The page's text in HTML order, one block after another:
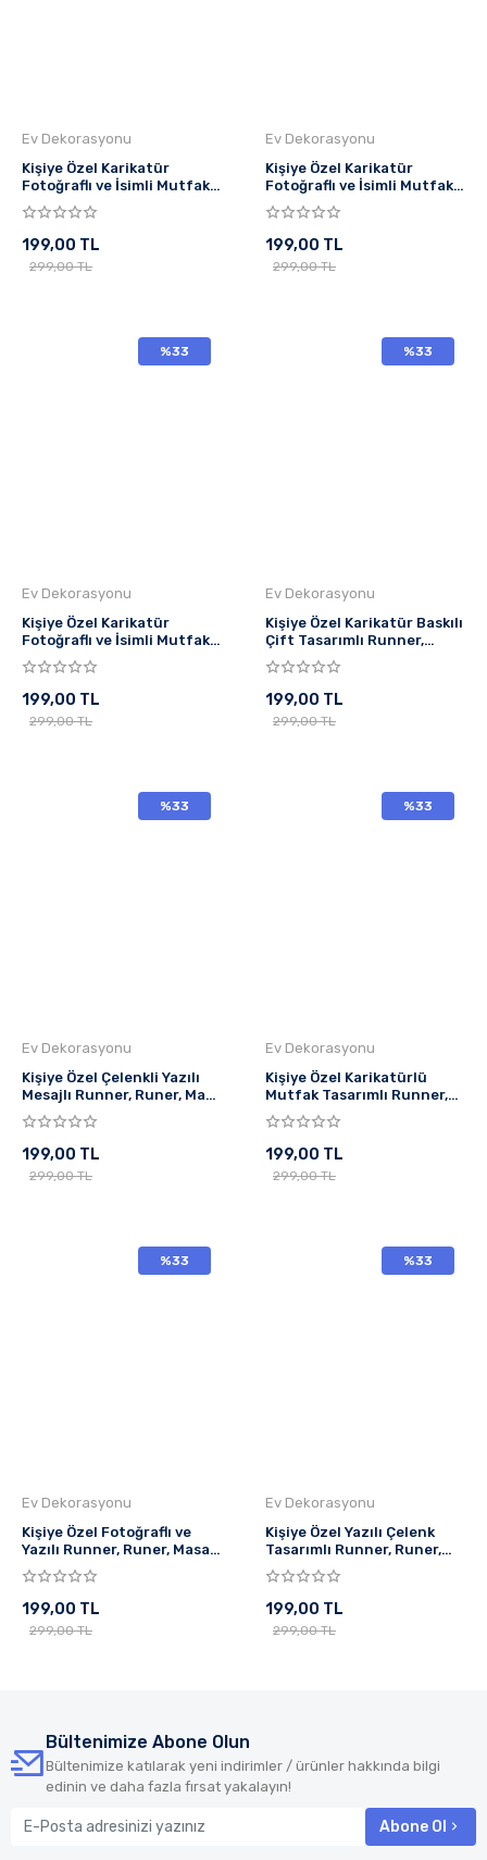
Ev Dekorasyonu
Kişiye Özel Karikatür
Fotoğraflı ve İsimli Mutfak
Önlüğü Kahve Tatlı Aşkı
199,00 TL
299,00 TL
Ev Dekorasyonu
Kişiye Özel Karikatür
Fotoğraflı ve İsimli Mutfak
Önlüğü Chef Tasarımlı 1
199,00 TL
299,00 TL
%33
Ev Dekorasyonu
Kişiye Özel Karikatür
Fotoğraflı ve İsimli Mutfak
Önlüğü Steak
199,00 TL
299,00 TL
%33
Ev Dekorasyonu
Kişiye Özel Karikatür Baskılı
Çift Tasarımlı Runner,
Runer, Sofranıza Zarafet ,
Masa Örtüsü
199,00 TL
299,00 TL
%33
Ev Dekorasyonu
Kişiye Özel Çelenkli Yazılı
Mesajlı Runner, Runer, Masa
Örtüsü, Sofranıza Zarafet
Katın Runner,
199,00 TL
299,00 TL
%33
Ev Dekorasyonu
Kişiye Özel Karikatürlü
Mutfak Tasarımlı Runner,
Runer, Masa Örtüsü,
Sofranıza Zarafet Katın
Runner
199,00 TL
299,00 TL
%33
Ev Dekorasyonu
Kişiye Özel Fotoğraflı ve
Yazılı Runner, Runer, Masa
Örtüsü, Sofranıza Zarafet
Katın Runner
199,00 TL
299,00 TL
%33
Ev Dekorasyonu
Kişiye Özel Yazılı Çelenk
Tasarımlı Runner, Runer,
Masa Örtüsü, Sofranıza
Zarafet Katın Runner
199,00 TL
299,00 TL
Bültenimize Abone Olun
Bültenimize katılarak yeni indirimler / ürünler hakkında bilgi
edinin ve daha fazla fırsat yakalayın!
Abone Ol